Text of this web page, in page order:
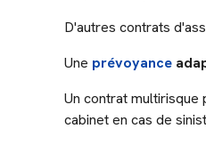
D'autres contrats
Une prévoyance
Un contrat multirisque
cabinet en cas de